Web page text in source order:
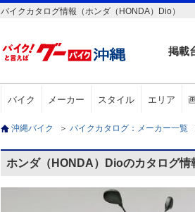
バイクカタログ情報（ホンダ（HONDA）Dio）
掲載
バイク メーカー スタイル エリア
沖縄バイク ＞ バイクカタログ：メーカー一覧
ホンダ（HONDA）Dioのカタログ情